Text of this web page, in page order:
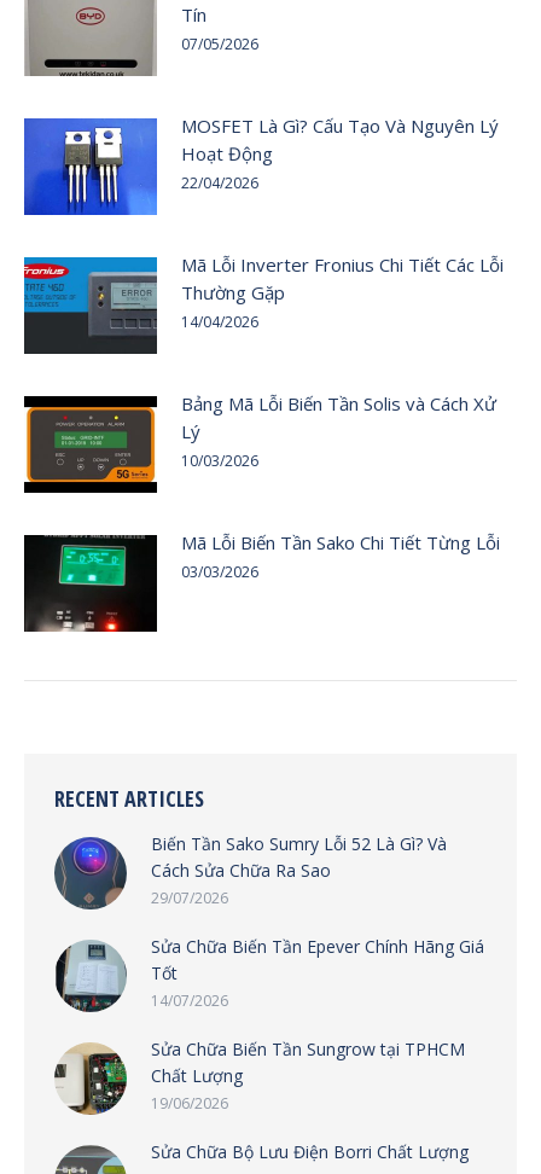
Tín
07/05/2026
MOSFET Là Gì? Cấu Tạo Và Nguyên Lý
Hoạt Động
22/04/2026
Mã Lỗi Inverter Fronius Chi Tiết Các Lỗi
Thường Gặp
14/04/2026
Bảng Mã Lỗi Biến Tần Solis và Cách Xử
Lý
10/03/2026
Mã Lỗi Biến Tần Sako Chi Tiết Từng Lỗi
03/03/2026
RECENT ARTICLES
Biến Tần Sako Sumry Lỗi 52 Là Gì? Và
Cách Sửa Chữa Ra Sao
29/07/2026
Sửa Chữa Biến Tần Epever Chính Hãng Giá
Tốt
14/07/2026
Sửa Chữa Biến Tần Sungrow tại TPHCM
Chất Lượng
19/06/2026
Sửa Chữa Bộ Lưu Điện Borri Chất Lượng